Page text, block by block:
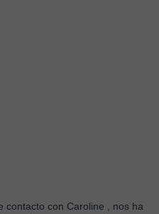
contacto con Caroline , nos ha